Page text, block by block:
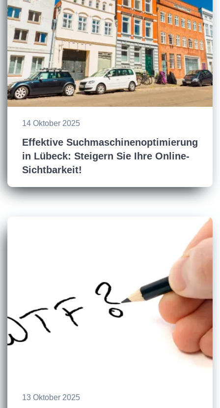
14 Oktober 2025
Effektive Suchmaschinenoptimierung
in Lübeck: Steigern Sie Ihre Online-
Sichtbarkeit!
13 Oktober 2025